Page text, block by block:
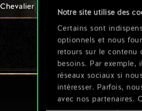
Notre site utilise des
Certains sont
optionnels et nous
retours sur le contenu
besoins. Par exemple,
réseaux sociaux si
intéresser. Parfois,
avec nos partenaires.
Chevalier de Cintra